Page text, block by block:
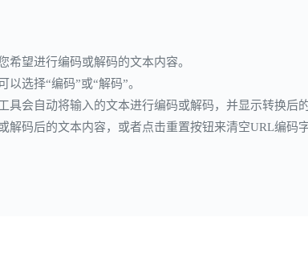
希望进行编码或解码的文本内容。
选择“编码”或“解码”。
具会自动将输入的文本进行编码或解码，并显示转换后的
解码后的文本内容，或者点击重置按钮来清空URL编码